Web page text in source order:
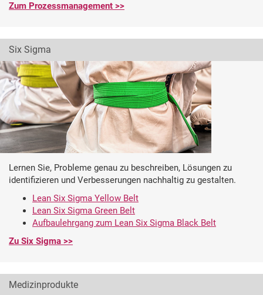
Zum Prozessmanagement >>
Six Sigma
Lernen Sie, Probleme genau zu beschreiben, Lösungen zu
identifizieren und Verbesserungen nachhaltig zu gestalten.
Lean Six Sigma Yellow Belt
Lean Six Sigma Green Belt
Aufbaulehrgang zum Lean Six Sigma Black Belt
Zu Six Sigma >>
Medizinprodukte